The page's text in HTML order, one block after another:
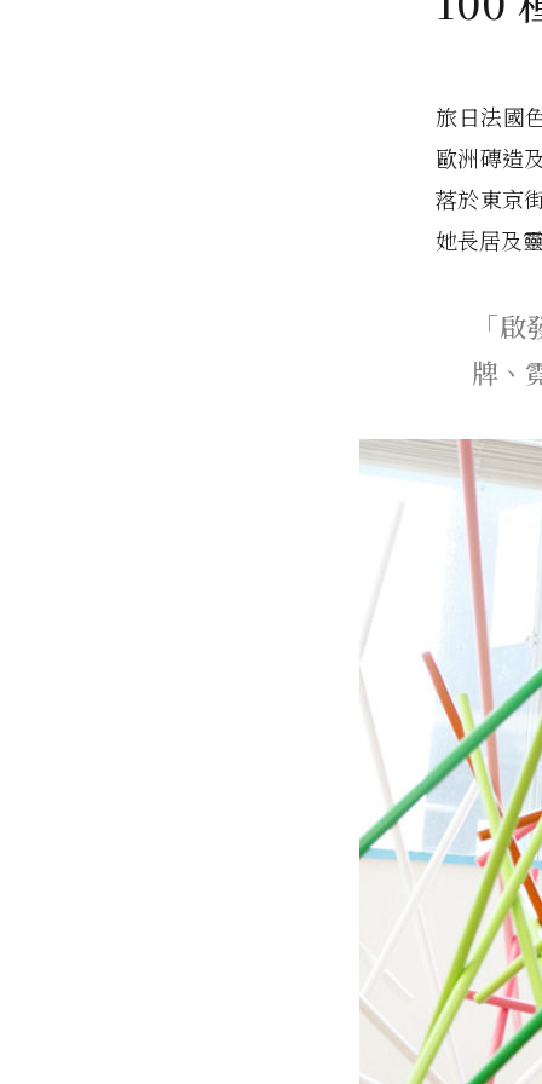
旅日法國
歐洲磚造
落於東京
她長居及
「
牌、